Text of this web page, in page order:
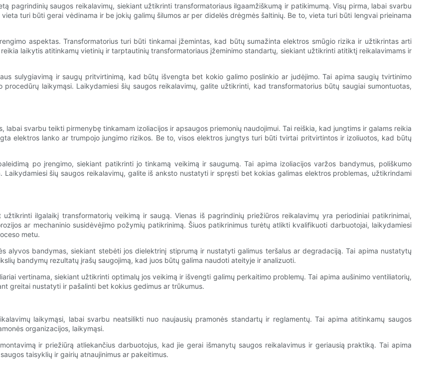
pagrindinių saugos reikalavimų, siekiant užtikrinti transformatoriaus ilgaamžiškumą ir patikimumą. Visų pirma, labai svarbu
turi būti gerai vėdinama ir be jokių galimų šilumos ar per didelės drėgmės šaltinių. Be to, vieta turi būti lengvai prieinama
aspektas. Transformatorius turi būti tinkamai įžemintas, kad būtų sumažinta elektros smūgio rizika ir užtikrintas arti
laikytis atitinkamų vietinių ir tarptautinių transformatoriaus įžeminimo standartų, siekiant užtikrinti atitiktį reikalavimams ir
sulygiavimą ir saugų pritvirtinimą, kad būtų išvengta bet kokio galimo poslinkio ar judėjimo. Tai apima saugių tvirtinimo
laikymąsi. Laikydamiesi šių saugos reikalavimų, galite užtikrinti, kad transformatorius būtų saugiai sumontuotas,
svarbu teikti pirmenybę tinkamam izoliacijos ir apsaugos priemonių naudojimui. Tai reiškia, kad jungtims ir galams reikia
elektros lanko ar trumpojo jungimo rizikos. Be to, visos elektros jungtys turi būti tvirtai pritvirtintos ir izoliuotos, kad būtų
po įrengimo, siekiant patikrinti jo tinkamą veikimą ir saugumą. Tai apima izoliacijos varžos bandymus, poliškumo
šių saugos reikalavimų, galite iš anksto nustatyti ir spręsti bet kokias galimas elektros problemas, užtikrindami
ilgalaikį transformatorių veikimą ir saugą. Vienas iš pagrindinių priežiūros reikalavimų yra periodiniai patikrinimai,
ar mechaninio susidėvėjimo požymių patikrinimą. Šiuos patikrinimus turėtų atlikti kvalifikuoti darbuotojai, laikydamiesi
metu.
alyvos bandymas, siekiant stebėti jos dielektrinį stiprumą ir nustatyti galimus teršalus ar degradaciją. Tai apima nustatytų
bandymų rezultatų įrašų saugojimą, kad juos būtų galima naudoti ateityje ir analizuoti.
vertinama, siekiant užtikrinti optimalų jos veikimą ir išvengti galimų perkaitimo problemų. Tai apima aušinimo ventiliatorių,
greitai nustatyti ir pašalinti bet kokius gedimus ar trūkumus.
laikymąsi, labai svarbu neatsilikti nuo naujausių pramonės standartų ir reglamentų. Tai apima atitinkamų saugos
organizacijos, laikymąsi.
ir priežiūrą atliekančius darbuotojus, kad jie gerai išmanytų saugos reikalavimus ir geriausią praktiką. Tai apima
taisyklių ir gairių atnaujinimus ar pakeitimus.